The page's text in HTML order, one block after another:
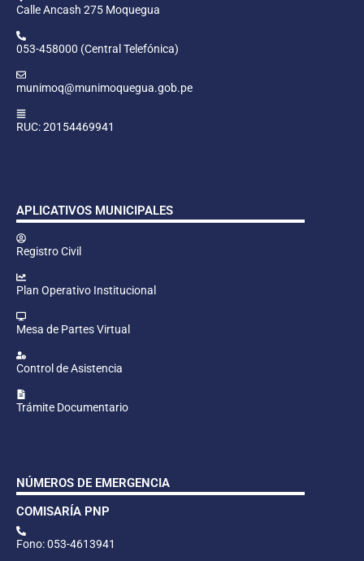
Calle Ancash 275 Moquegua
053-458000 (Central Telefónica)
munimoq@munimoquegua.gob.pe
RUC: 20154469941
APLICATIVOS MUNICIPALES
Registro Civil
Plan Operativo Institucional
Mesa de Partes Virtual
Control de Asistencia
Trámite Documentario
NÚMEROS DE EMERGENCIA
COMISARÍA PNP
Fono: 053-4613941